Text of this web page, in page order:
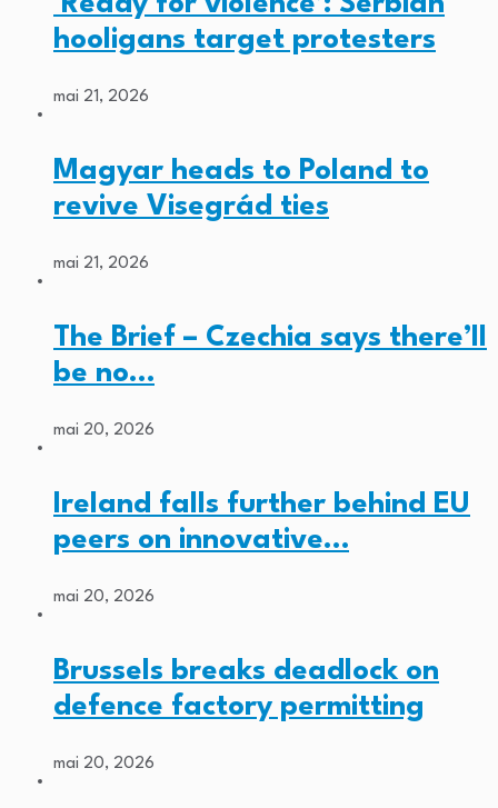
hooligans target protesters
mai 21, 2026
Magyar heads to Poland to
revive Visegrád ties
mai 21, 2026
The Brief – Czechia says there’ll
be no…
mai 20, 2026
Ireland falls further behind EU
peers on innovative…
mai 20, 2026
Brussels breaks deadlock on
defence factory permitting
mai 20, 2026